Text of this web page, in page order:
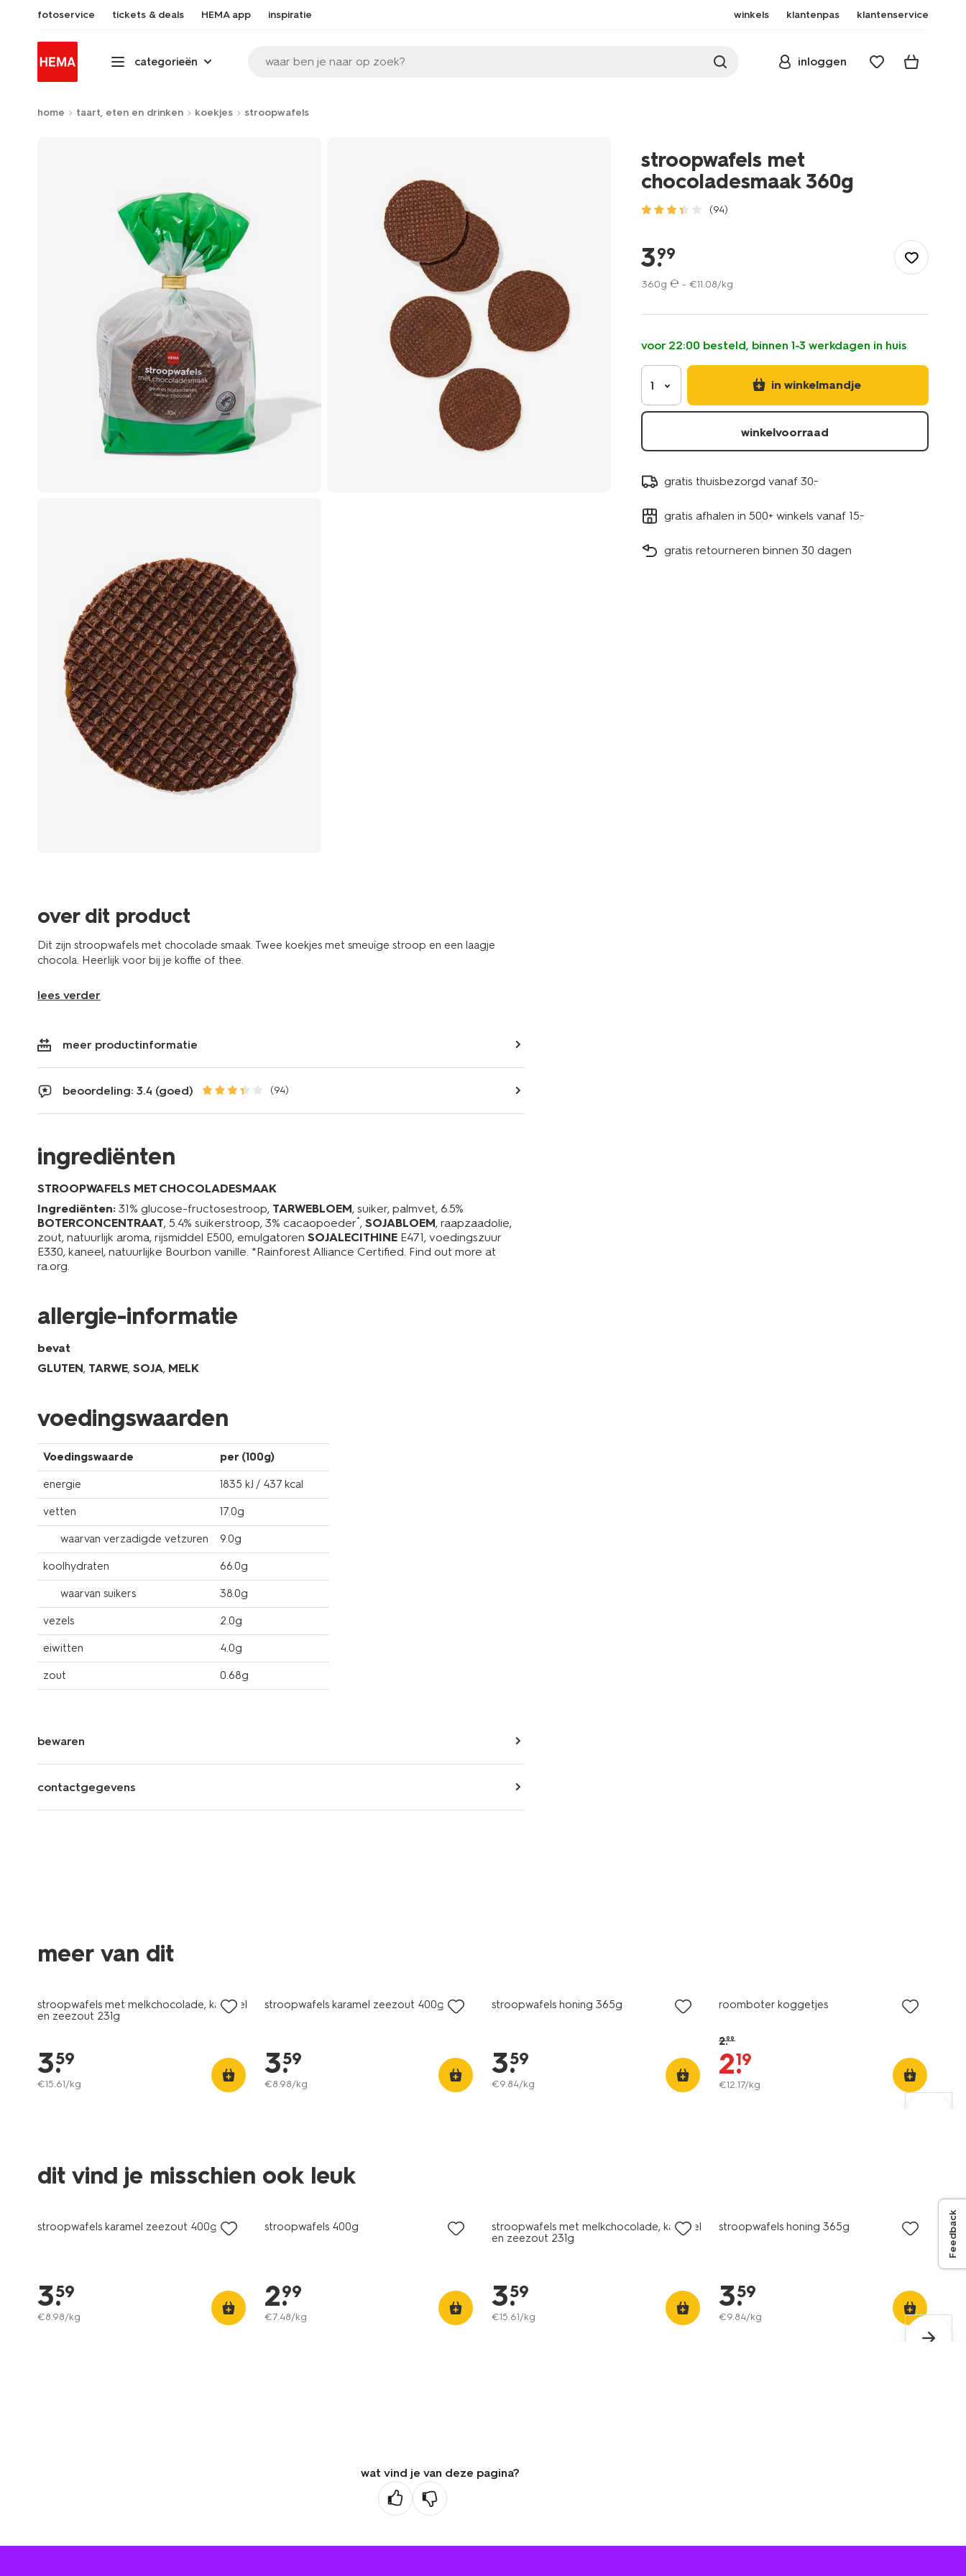
fotoservice tickets & deals HEMA app inspiratie winkels klantenpas klantenservice
categorieën waar ben je naar op zoek? inloggen
home taart, eten en drinken koekjes stroopwafels
over dit product
Dit zijn stroopwafels met chocolade smaak. Twee koekjes met smeuïge stroop en een laagje
chocola. Heerlijk voor bij je koffie of thee.
lees verder
meer productinformatie
beoordeling: 3.4 (goed) (94)
ingrediënten
STROOPWAFELS MET CHOCOLADESMAAK
Ingrediënten: 31% glucose-fructosestroop, TARWEBLOEM, suiker, palmvet, 6.5%
BOTERCONCENTRAAT, 5.4% suikerstroop, 3% cacaopoeder*, SOJABLOEM, raapzaadolie,
zout, natuurlijk aroma, rijsmiddel E500, emulgatoren SOJALECITHINE E471, voedingszuur
E330, kaneel, natuurlijke Bourbon vanille. *Rainforest Alliance Certified. Find out more at
ra.org.
allergie-informatie
bevat
GLUTEN, TARWE, SOJA, MELK
voedingswaarden
Voedingswaarde per (100g)
energie 1835 kJ / 437 kcal
vetten 17.0g
waarvan verzadigde vetzuren 9.0g
koolhydraten 66.0g
waarvan suikers 38.0g
vezels 2.0g
eiwitten 4.0g
zout 0.68g
bewaren
contactgegevens
stroopwafels met
chocoladesmaak 360g
(94)
met-
360g-
3.
99
360g ℮ - €11.08/kg
voor 22:00 besteld, binnen 1-3 werkdagen in huis
1 in winkelmandje
winkelvoorraad
gratis thuisbezorgd vanaf 30.-
gratis afhalen in 500+ winkels vanaf 15.-
gratis retourneren binnen 30 dagen
meer van dit
stroopwafels met melkchocolade, karamel
en zeezout 231g
3.
59
€15.61/kg
stroopwafels karamel zeezout 400g
3.
59
€8.98/kg
stroopwafels honing 365g
3.
59
€9.84/kg
roomboter koggetjes
2.99
2.
19
€12.17/kg
dit vind je misschien ook leuk
stroopwafels karamel zeezout 400g
3.
59
€8.98/kg
stroopwafels 400g
2.
99
€7.48/kg
stroopwafels met melkchocolade, karamel
en zeezout 231g
3.
59
€15.61/kg
stroopwafels honing 365g
3.
59
€9.84/kg
wat vind je van deze pagina?
Feedback